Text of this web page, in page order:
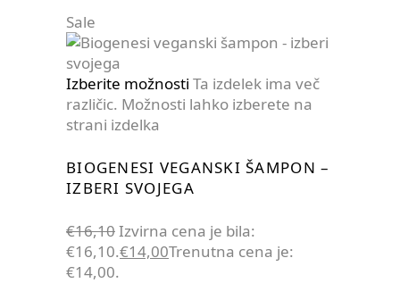
Sale
Izberite možnosti Ta izdelek ima več
različic. Možnosti lahko izberete na
strani izdelka
BIOGENESI VEGANSKI ŠAMPON –
IZBERI SVOJEGA
€16,10Izvirna cena je bila:
€16,10.€14,00Trenutna cena je:
€14,00.